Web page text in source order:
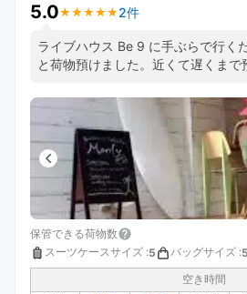
5.0★ ★ ★ ★ ★
★ ★ ★ ★ ★ 2件
ライブハウス Be 9 に手ぶらで行く
と荷物預けました。近くて遅くまで
保管できる荷物数
スーツケースサイズ :5 バッグサイズ :5
空き時間